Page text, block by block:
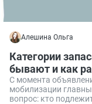
Алешина Ольга
Категории
бывают и как
С момента
мобилизации
вопрос: кто